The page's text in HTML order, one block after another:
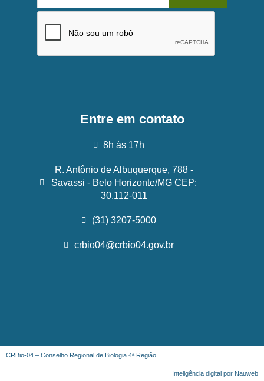
Entre em contato
8h às 17h
R. Antônio de Albuquerque, 788 -
Savassi - Belo Horizonte/MG CEP:
30.112-011
(31) 3207-5000
crbio04@crbio04.gov.br
CRBio-04 – Conselho Regional de Biologia 4ª Região
Inteligência digital por Nauweb